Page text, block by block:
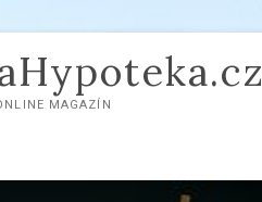
MAGAZÍN